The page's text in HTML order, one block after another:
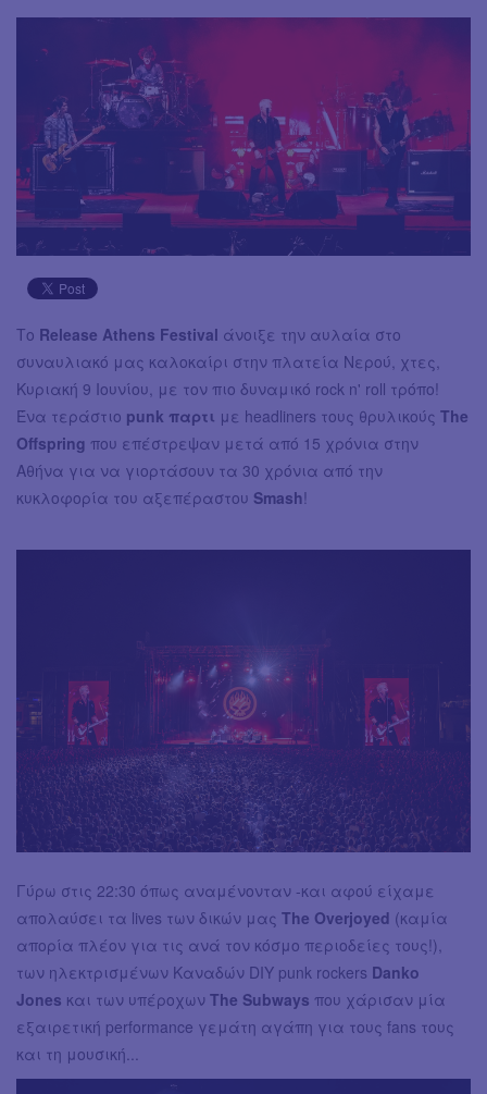
Το Release Athens Festival άνοιξε την αυλαία στο
συναυλιακό μας καλοκαίρι στην πλατεία Νερού, χτες,
Κυριακή 9 Ιουνίου, με τον πιο δυναμικό rock n' roll τρόπο!
Ένα τεράστιο punk παρτι με headliners τους θρυλικούς The
Offspring που επέστρεψαν μετά από 15 χρόνια στην
Αθήνα για να γιορτάσουν τα 30 χρόνια από την
κυκλοφορία του αξεπέραστου Smash!
Γύρω στις 22:30 όπως αναμένονταν -και αφού είχαμε
απολαύσει τα lives των δικών μας The Overjoyed (καμία
απορία πλέον για τις ανά τον κόσμο περιοδείες τους!),
των ηλεκτρισμένων Καναδών DIY punk rockers Danko
Jones και των υπέροχων The Subways που χάρισαν μία
εξαιρετική performance γεμάτη αγάπη για τους fans τους
και τη μουσική...